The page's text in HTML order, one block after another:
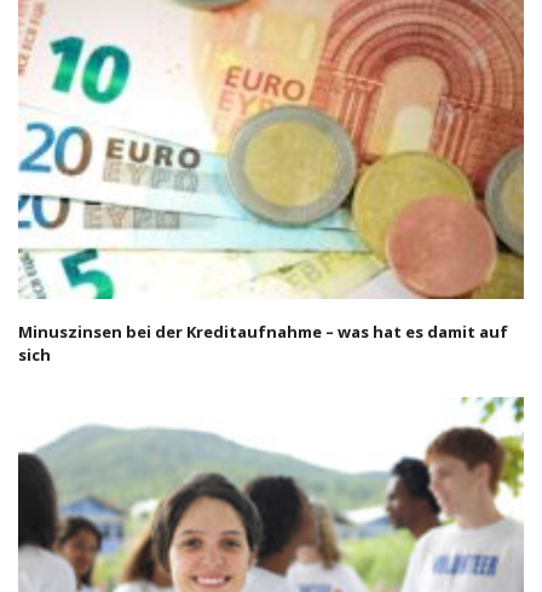
Minuszinsen bei der Kreditaufnahme – was hat es damit auf
sich